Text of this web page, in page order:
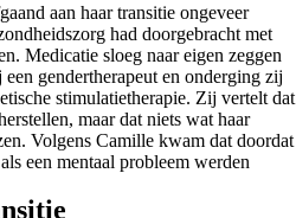
aan haar transitie ongeveer
had doorgebracht met
Medicatie sloeg naar eigen zeggen
gendertherapeut en onderging zij
stimulatietherapie. Zij vertelt dat
maar dat niets wat haar
Volgens Camille kwam dat doordat
een mentaal probleem werden